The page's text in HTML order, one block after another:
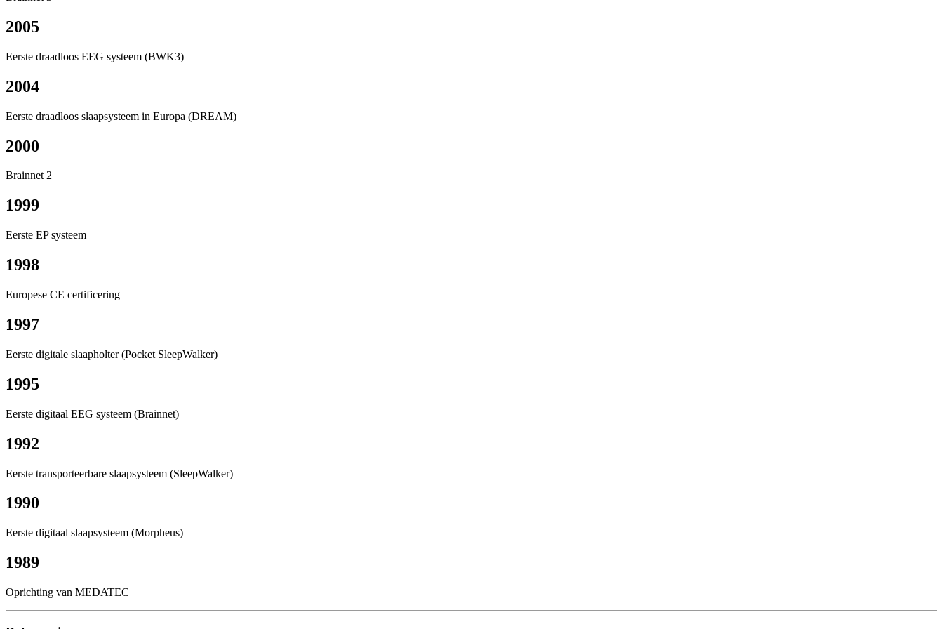
2005
Eerste draadloos EEG systeem (BWK3)
2004
Eerste draadloos slaapsysteem in Europa (DREAM)
2000
Brainnet 2
1999
Eerste EP systeem
1998
Europese CE certificering
1997
Eerste digitale slaapholter (Pocket SleepWalker)
1995
Eerste digitaal EEG systeem (Brainnet)
1992
Eerste transporteerbare slaapsysteem (SleepWalker)
1990
Eerste digitaal slaapsysteem (Morpheus)
1989
Oprichting van MEDATEC